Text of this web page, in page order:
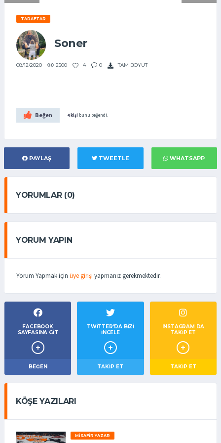
TARAFTAR
Soner
08/12/2020 2500 4 0 TAM BOYUT
Beğen 4 kişi bunu beğendi.
PAYLAŞ TWEETLE WHATSAPP
YORUMLAR (0)
YORUM YAPIN
Yorum Yapmak için üye girişi yapmanız gerekmektedir.
FACEBOOK
SAYFASINA GIT
BEĞEN
TWITTER'DA BIZI
İNCELE
TAKIP ET
INSTAGRAM DA
TAKİP ET
TAKİP ET
KÖŞE YAZILARI
MISAFIR YAZAR